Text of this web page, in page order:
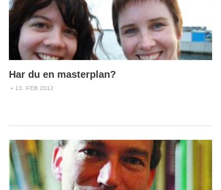
Har du en masterplan?
• 13. FEB 2012